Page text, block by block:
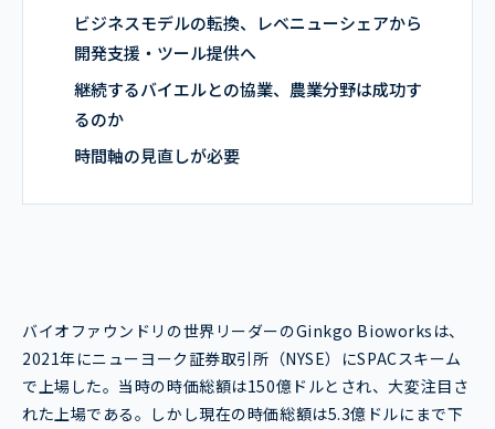
ビジネスモデルの転換、レベニューシェアから
開発支援・ツール提供へ
継続するバイエルとの協業、農業分野は成功す
るのか
時間軸の見直しが必要
バイオファウンドリの世界リーダーのGinkgo Bioworksは、
2021年にニューヨーク証券取引所（NYSE）にSPACスキーム
で上場した。当時の時価総額は150億ドルとされ、大変注目さ
れた上場である。しかし現在の時価総額は5.3億ドルにまで下